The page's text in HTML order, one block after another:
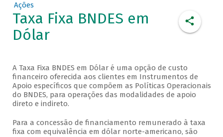
Ações
Taxa Fixa BNDES em
Dólar
A Taxa Fixa BNDES em Dólar é uma opção de custo
financeiro oferecida aos clientes em Instrumentos de
Apoio específicos que compõem as Políticas Operacionais
do BNDES, para operações das modalidades de apoio
direto e indireto.
Para a concessão de financiamento remunerado à taxa
fixa com equivalência em dólar norte-americano, são